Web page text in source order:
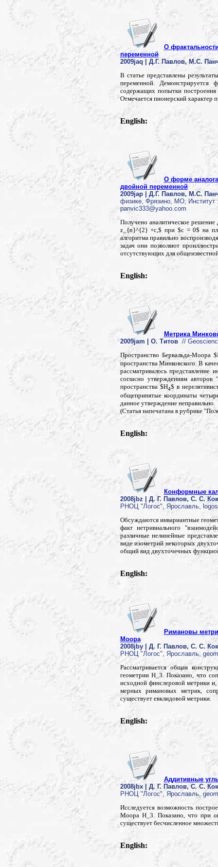
О
переменной
2009jaq | Д.Г. Павлов, М.С.
В статье представлены
переменной. Демонстрируется
содержащих попытки
Отмечается пионерский характер
English:
О форме
двойной переменной
2009jap | Д.Г. Павлов, М.С.
физике, Фрязино, МО; Институт
panvic333@yahoo.com
Получено аналитическое
z_{n}^{2} +c,$ при $c = 0$ на
алгоритма правильно
задач они позволяют
отсутствующих для
English:
Метрика
2009jam | О. Титов//
Пространство Бервальда-Моора
пространства Минковского. В
рассматривалось
согласно утверждениям
пространства $H4$ в
общепринятые координаты
данное утверждение неправильно.
(Статья напечатана в рубрике
English:
Конформные
2008jbz | Д. Г. Павлов, С. С.
РНОЦ "Логос", Ярославль,
Обсуждаются инвариантные
факт нетривиального
различные нелинейные
виде изометрий некоторых
общий вид двухточечных
English:
Римановы
Моора
2008jby | Д. Г. Павлов, С. С.
РНОЦ "Логос", Ярославль,
Рассматривается общая
геометрии H_3. Показано, что
исходной финслеровой метрики
мерных римановых метрик,
существует евклидовой метрики.
English:
Аддитивные
2008jbx | Д. Г. Павлов, С. С.
РНОЦ "Логос", Ярославль,
Исследуется возможность
Моора H_3. Показано, что при
существует бесчисленное
English: